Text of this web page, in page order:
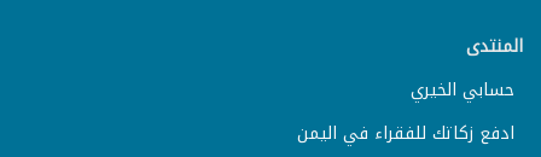
المنتدى
حسابي الخيري
ادفع زكاتك للفقراء في اليمن